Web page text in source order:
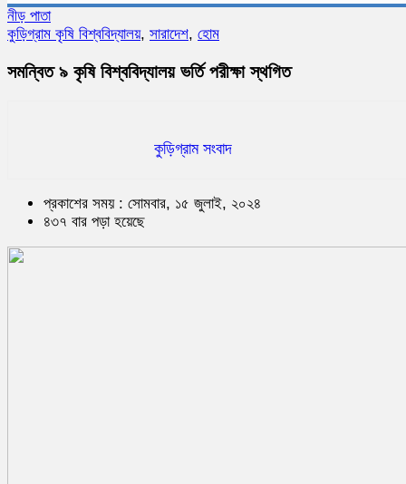
নীড় পাতা
কুড়িগ্রাম কৃষি বিশ্ববিদ্যালয়, সারাদেশ, হোম
সমন্বিত ৯ কৃষি বিশ্ববিদ্যালয় ভর্তি পরীক্ষা স্থগিত
কুড়িগ্রাম সংবাদ
প্রকাশের সময় : সোমবার, ১৫ জুলাই, ২০২৪
৪৩৭ বার পড়া হয়েছে